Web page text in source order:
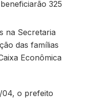
325
na Secretaria
das famílias
Econômica
04, o prefeito